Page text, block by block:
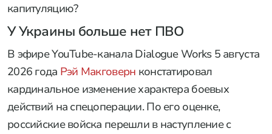
капитуляцию?
У Украины больше нет ПВО
В эфире YouTube-канала Dialogue Works 5 августа
2026 года Рэй Макговерн констатировал
кардинальное изменение характера боевых
действий на спецоперации. По его оценке,
российские войска перешли в наступление с